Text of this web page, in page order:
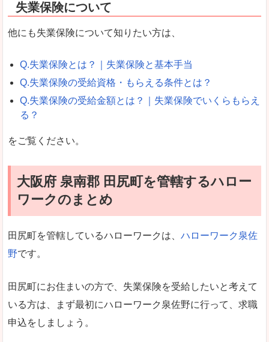
失業保険について
他にも失業保険について知りたい方は、
Q.失業保険とは？｜失業保険と基本手当
Q.失業保険の受給資格・もらえる条件とは？
Q.失業保険の受給金額とは？｜失業保険でいくらもらえ
る？
をご覧ください。
大阪府 泉南郡 田尻町を管轄するハロー
ワークのまとめ
田尻町を管轄しているハローワークは、 ハローワーク泉佐
野です。
田尻町にお住まいの方で、失業保険を受給したいと考えて
いる方は、まず最初にハローワーク泉佐野に行って、求職
申込をしましょう。